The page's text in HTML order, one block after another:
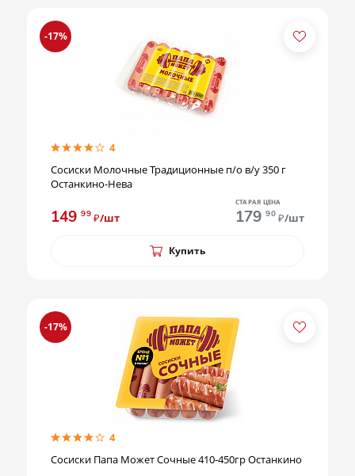
-17%
4
Сосиски Молочные Традиционные п/о в/у 350 г
Останкино-Нева
149 99 ₽/шт
СТАРАЯ ЦЕНА
179 90 ₽/шт
Купить
-17%
4
Сосиски Папа Может Сочные 410-450гр Останкино